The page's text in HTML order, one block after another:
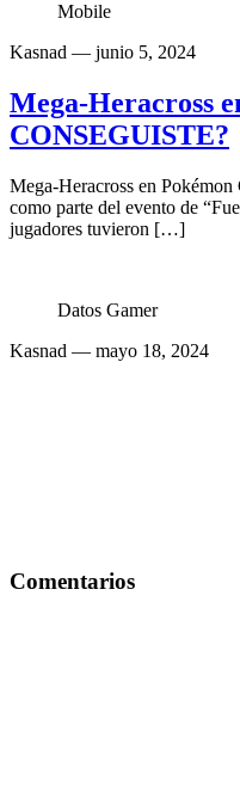
Mobile
Kasnad — junio 5, 2024
Mega-Heracross
CONSEGUISTE?
Mega-Heracross en
como parte del evento de
jugadores tuvieron […]
Datos Gamer
Kasnad — mayo 18, 2024
Comentarios